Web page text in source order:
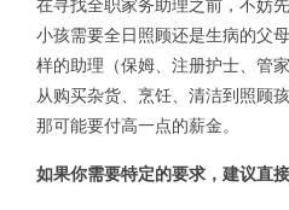
在寻找全职家务助理之前，不妨
小孩需要全日照顾还是生病的父
样的助理（保姆、注册护士、管
从购买杂货、烹饪、清洁到照顾
那可能要付高一点的薪金。
如果你需要特定的要求，建议直